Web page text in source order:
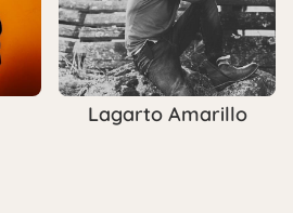
Lagarto Amarillo